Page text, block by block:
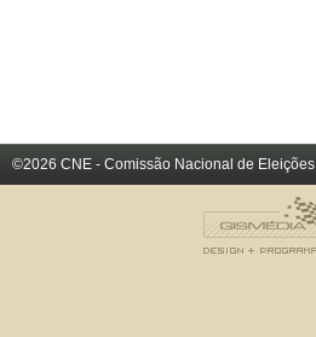
©2026 CNE - Comissão Nacional de Eleições